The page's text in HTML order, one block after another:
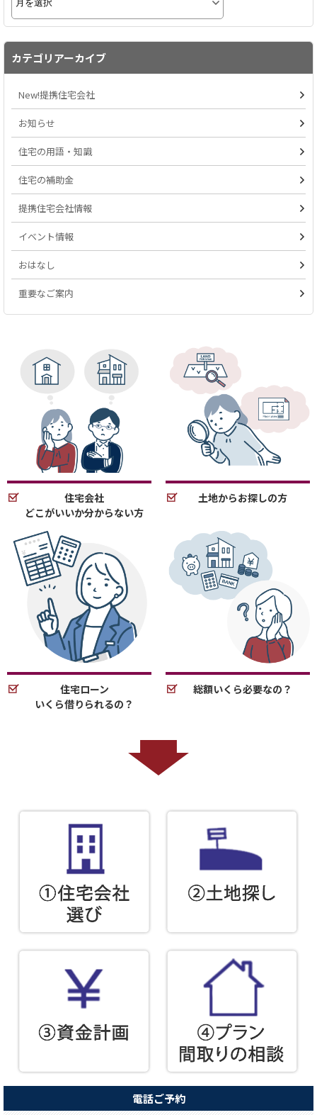
カテゴリアーカイブ
New!提携住宅会社
お知らせ
住宅の用語・知識
住宅の補助金
提携住宅会社情報
イベント情報
おはなし
重要なご案内
住宅会社
どこがいいか分からない方
土地からお探しの方
住宅ローン
いくら借りられるの？
総額いくら必要なの？
電話ご予約